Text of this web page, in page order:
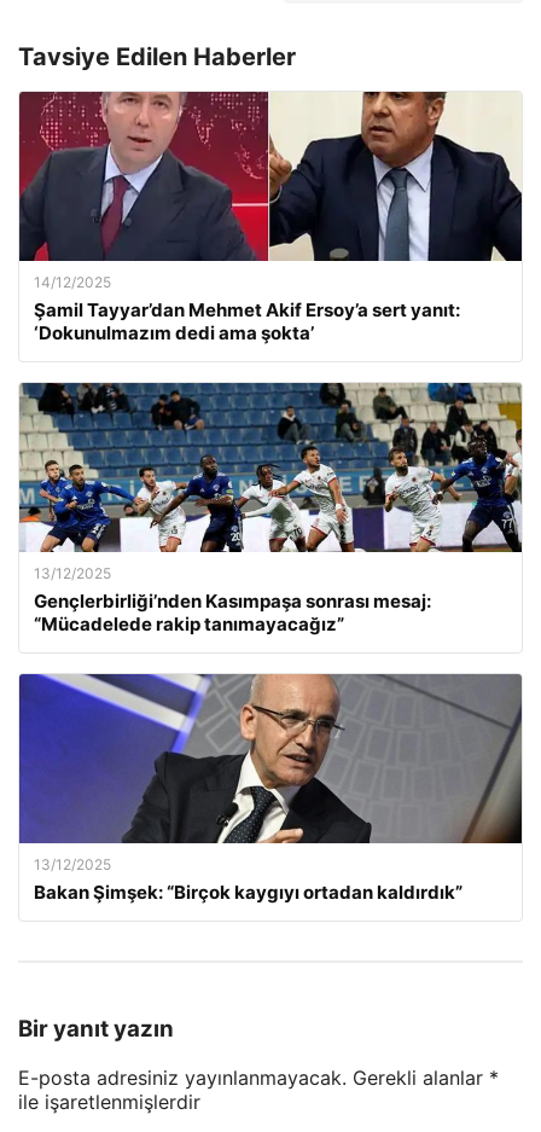
Tavsiye Edilen Haberler
14/12/2025
Şamil Tayyar’dan Mehmet Akif Ersoy’a sert yanıt:
‘Dokunulmazım dedi ama şokta’
13/12/2025
Gençlerbirliği’nden Kasımpaşa sonrası mesaj:
“Mücadelede rakip tanımayacağız”
13/12/2025
Bakan Şimşek: “Birçok kaygıyı ortadan kaldırdık”
Bir yanıt yazın
E-posta adresiniz yayınlanmayacak. Gerekli alanlar *
ile işaretlenmişlerdir